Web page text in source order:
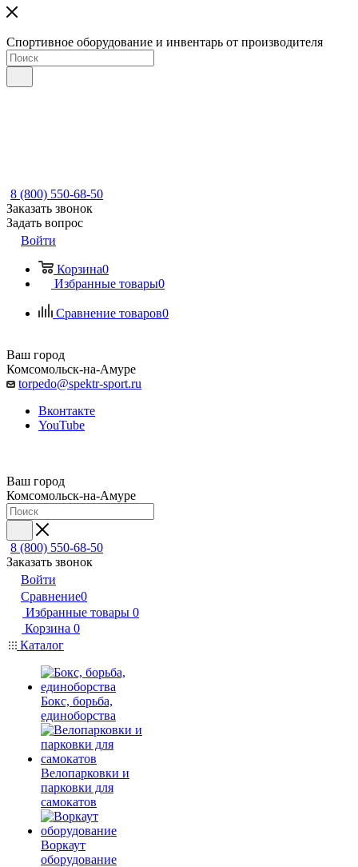
Спортивное оборудование и инвентарь от производителя
8 (800) 550-68-50
Заказать звонок
Задать вопрос
Войти
Корзина0
Избранные товары0
Сравнение товаров0
Ваш город
Комсомольск-на-Амуре
torpedo@spektr-sport.ru
Вконтакте
YouTube
Ваш город
Комсомольск-на-Амуре
8 (800) 550-68-50
Заказать звонок
Войти
Сравнение0
Избранные товары 0
Корзина 0
Каталог
Бокс, борьба,
единоборства
Велопарковки и
парковки для
самокатов
Воркаут
оборудование